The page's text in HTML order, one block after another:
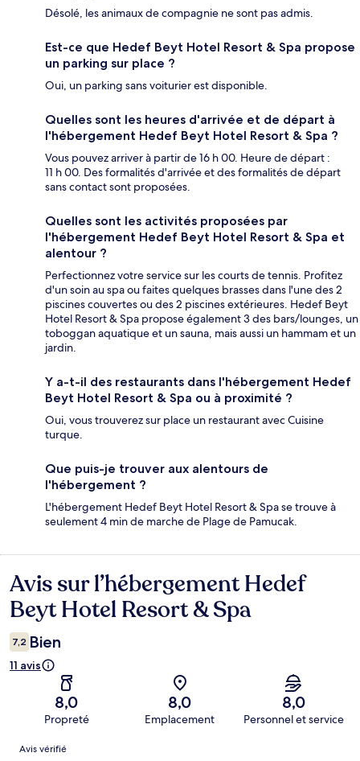
Désolé, les animaux de compagnie ne sont pas admis.
Est-ce que Hedef Beyt Hotel Resort & Spa propose
un parking sur place ?
Oui, un parking sans voiturier est disponible.
Quelles sont les heures d'arrivée et de départ à
l'hébergement Hedef Beyt Hotel Resort & Spa ?
Vous pouvez arriver à partir de 16 h 00. Heure de départ :
11 h 00. Des formalités d'arrivée et des formalités de départ
sans contact sont proposées.
Quelles sont les activités proposées par
l'hébergement Hedef Beyt Hotel Resort & Spa et
alentour ?
Perfectionnez votre service sur les courts de tennis. Profitez
d'un soin au spa ou faites quelques brasses dans l'une des 2
piscines couvertes ou des 2 piscines extérieures. Hedef Beyt
Hotel Resort & Spa propose également 3 des bars/lounges, un
toboggan aquatique et un sauna, mais aussi un hammam et un
jardin.
Y a-t-il des restaurants dans l'hébergement Hedef
Beyt Hotel Resort & Spa ou à proximité ?
Oui, vous trouverez sur place un restaurant avec Cuisine
turque.
Que puis-je trouver aux alentours de
l'hébergement ?
L'hébergement Hedef Beyt Hotel Resort & Spa se trouve à
seulement 4 min de marche de Plage de Pamucak.
Avis
Avis sur l’hébergement Hedef
Beyt Hotel Resort & Spa
7,2 Bien
11 avis
8,0
Propreté
8,0
Emplacement
8,0
Personnel et service
Avis
Avis vérifié